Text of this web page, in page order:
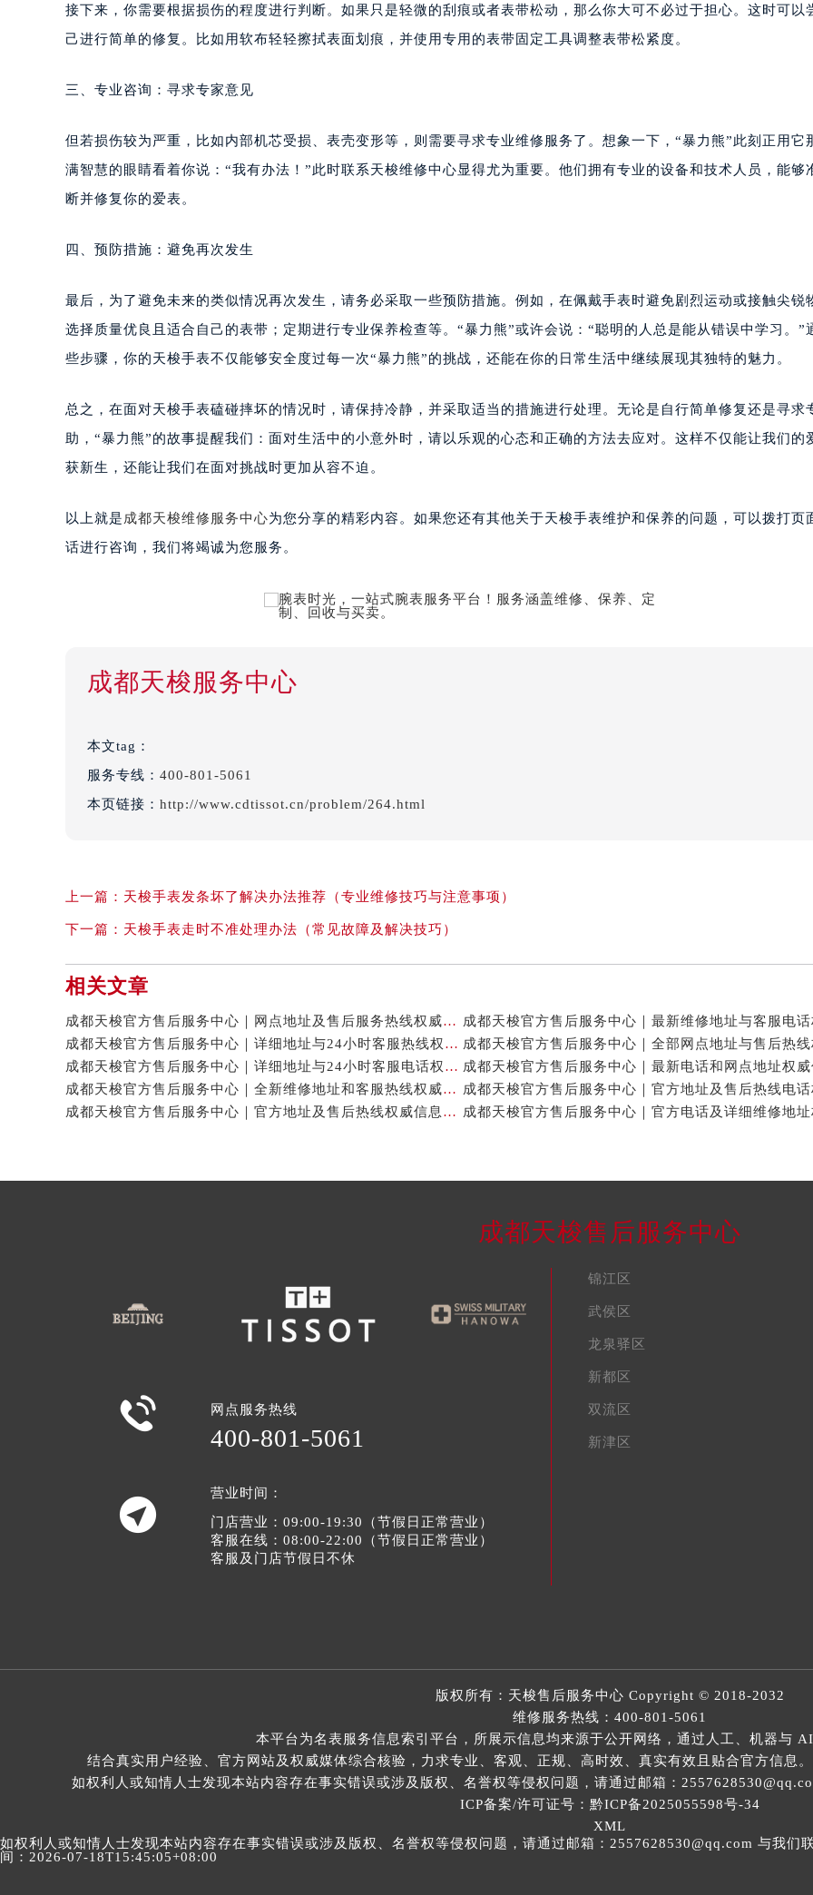
接下来，你需要根据损伤的程度进行判断。如果只是轻微的刮痕或者表带松动，那么你大可不必过于担心。这时可以
己进行简单的修复。比如用软布轻轻擦拭表面划痕，并使用专用的表带固定工具调整表带松紧度。
三、专业咨询：寻求专家意见
但若损伤较为严重，比如内部机芯受损、表壳变形等，则需要寻求专业维修服务了。想象一下，“暴力熊”此刻正用它
满智慧的眼睛看着你说：“我有办法！”此时联系天梭维修中心显得尤为重要。他们拥有专业的设备和技术人员，能够
断并修复你的爱表。
四、预防措施：避免再次发生
最后，为了避免未来的类似情况再次发生，请务必采取一些预防措施。例如，在佩戴手表时避免剧烈运动或接触尖锐
选择质量优良且适合自己的表带；定期进行专业保养检查等。“暴力熊”或许会说：“聪明的人总是能从错误中学习。”
些步骤，你的天梭手表不仅能够安全度过每一次“暴力熊”的挑战，还能在你的日常生活中继续展现其独特的魅力。
总之，在面对天梭手表磕碰摔坏的情况时，请保持冷静，并采取适当的措施进行处理。无论是自行简单修复还是寻求
助，“暴力熊”的故事提醒我们：面对生活中的小意外时，请以乐观的心态和正确的方法去应对。这样不仅能让我们的
获新生，还能让我们在面对挑战时更加从容不迫。
以上就是 成都天梭维修服务中心为您分享的精彩内容。如果您还有其他关于天梭手表维护和保养的问题，可以拨打页
话进行咨询，我们将竭诚为您服务。
成都天梭服务中心
本文tag：
服务专线： 400-801-5061
本页链接： http://www.cdtissot.cn/problem/264.html
上一篇： 天梭手表发条坏了解决办法推荐（专业维修技巧与注意事项）
下一篇： 天梭手表走时不准处理办法（常见故障及解决技巧）
相关文章
成都天梭官方售后服务中心｜网点地址及售后服务热线权威信息公示（2026年7月最新）
成都天梭官方售后服务中心｜详细地址与24小时客服热线权威信息公示（2026年7月最新）
成都天梭官方售后服务中心｜详细地址与24小时客服电话权威信息公示（2026年7月最新）
成都天梭官方售后服务中心｜全新维修地址和客服热线权威信息公示（2026年7月最新）
成都天梭官方售后服务中心｜官方地址及售后热线权威信息公示（2026年7月最新）
成都天梭售后服务中心
 网点服务热线
400-801-5061

营业时间：
门店营业：09:00-19:30（节假日正常营业）
客服在线：08:00-22:00（节假日正常营业）
客服及门店节假日不休
锦江区
武侯区
龙泉驿区
新都区
双流区
新津区
版权所有： 天梭售后服务中心 Copyright © 2018-2032
维修服务热线： 400-801-5061
本平台为名表服务信息索引平台，所展示信息均来源于公开网络，通过人工、机器与
结合真实用户经验、官方网站及权威媒体综合核验，力求专业、客观、正规、高时效、真实有效且贴合官方信息
如权利人或知情人士发现本站内容存在事实错误或涉及版权、名誉权等侵权问题，请通过邮箱：
ICP备案/许可证号：黔ICP备2025055598号-34
XML
如权利人或知情人士发现本站内容存在事实错误或涉及版权、名誉权等侵权问题，请通过邮箱：2557628530@qq.com 与我们
间：2026-07-18T15:45:05+08:00